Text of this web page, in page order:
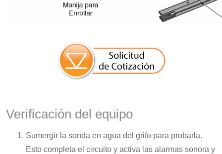
Verificación del equipo
Sumergir la sonda en agua del grifo para probarla.
Esto completa el circuito y activa las alarmas sonora y